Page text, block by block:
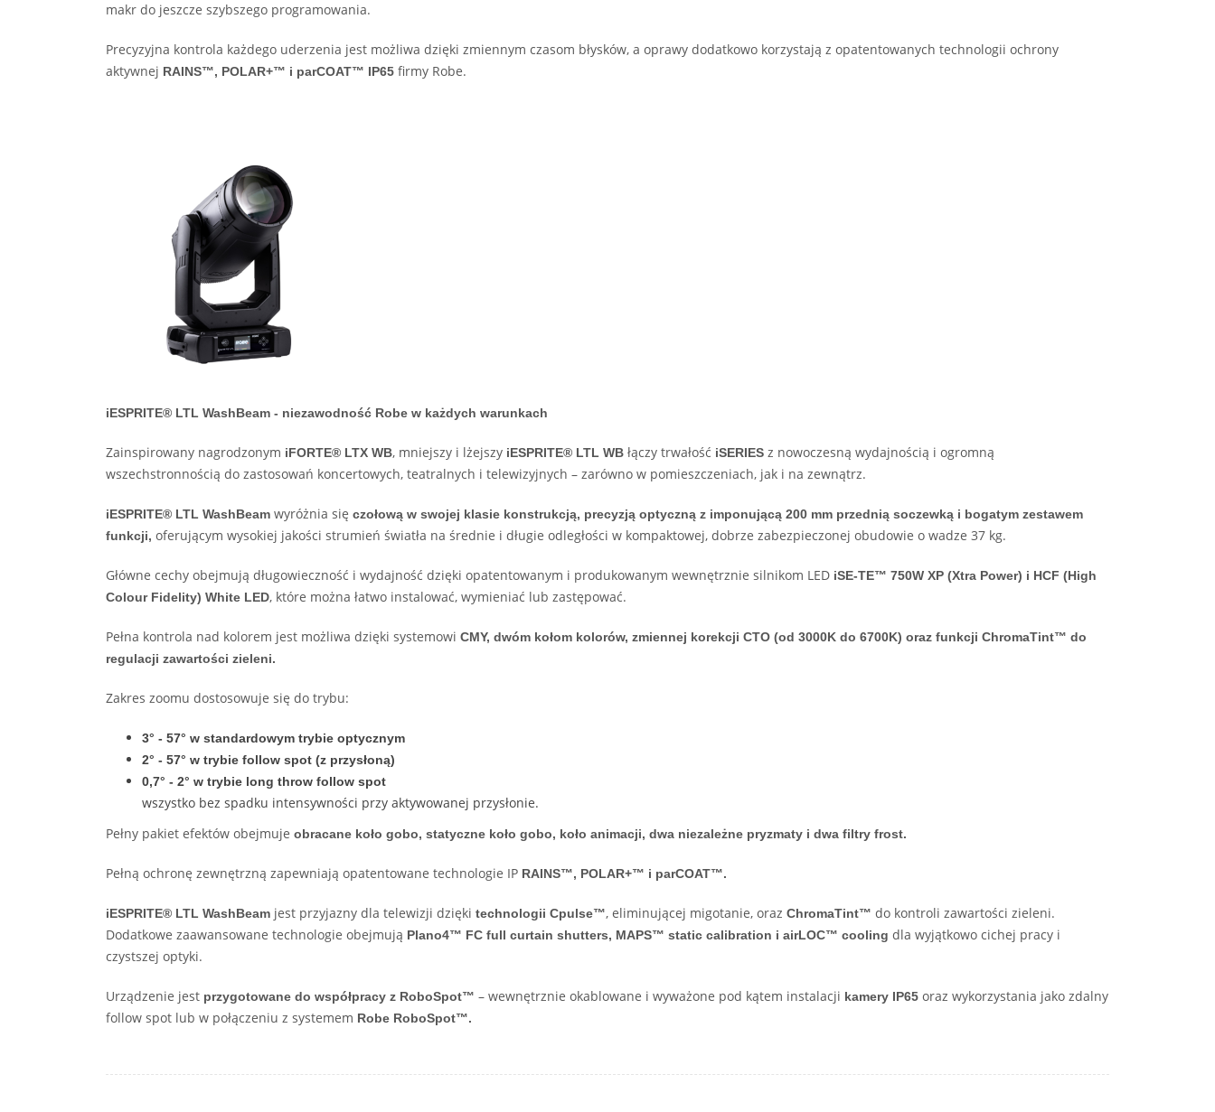
makr do jeszcze szybszego programowania.
Precyzyjna kontrola każdego uderzenia jest możliwa dzięki zmiennym czasom błysków, a oprawy dodatkowo korzystają z opatentowanych technologii ochrony
aktywnej RAINS™, POLAR+™ i parCOAT™ IP65 firmy Robe.
iESPRITE® LTL WashBeam - niezawodność Robe w każdych warunkach
Zainspirowany nagrodzonym iFORTE® LTX WB, mniejszy i lżejszy iESPRITE® LTL WB łączy trwałość iSERIES z nowoczesną wydajnością i ogromną
wszechstronnością do zastosowań koncertowych, teatralnych i telewizyjnych – zarówno w pomieszczeniach, jak i na zewnątrz.
iESPRITE® LTL WashBeam wyróżnia się czołową w swojej klasie konstrukcją, precyzją optyczną z imponującą 200 mm przednią soczewką i bogatym zestawem
funkcji, oferującym wysokiej jakości strumień światła na średnie i długie odległości w kompaktowej, dobrze zabezpieczonej obudowie o wadze 37 kg.
Główne cechy obejmują długowieczność i wydajność dzięki opatentowanym i produkowanym wewnętrznie silnikom LED iSE-TE™ 750W XP (Xtra Power) i HCF (High
Colour Fidelity) White LED, które można łatwo instalować, wymieniać lub zastępować.
Pełna kontrola nad kolorem jest możliwa dzięki systemowi CMY, dwóm kołom kolorów, zmiennej korekcji CTO (od 3000K do 6700K) oraz funkcji ChromaTint™ do
regulacji zawartości zieleni.
Zakres zoomu dostosowuje się do trybu:
3° - 57° w standardowym trybie optycznym
2° - 57° w trybie follow spot (z przysłoną)
0,7° - 2° w trybie long throw follow spot
wszystko bez spadku intensywności przy aktywowanej przysłonie.
Pełny pakiet efektów obejmuje obracane koło gobo, statyczne koło gobo, koło animacji, dwa niezależne pryzmaty i dwa filtry frost.
Pełną ochronę zewnętrzną zapewniają opatentowane technologie IP RAINS™, POLAR+™ i parCOAT™.
iESPRITE® LTL WashBeam jest przyjazny dla telewizji dzięki technologii Cpulse™, eliminującej migotanie, oraz ChromaTint™ do kontroli zawartości zieleni.
Dodatkowe zaawansowane technologie obejmują Plano4™ FC full curtain shutters, MAPS™ static calibration i airLOC™ cooling dla wyjątkowo cichej pracy i
czystszej optyki.
Urządzenie jest przygotowane do współpracy z RoboSpot™ – wewnętrznie okablowane i wyważone pod kątem instalacji kamery IP65 oraz wykorzystania jako zdalny
follow spot lub w połączeniu z systemem Robe RoboSpot™.